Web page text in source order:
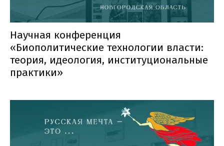
Научная конференция
«Биополитические технологии власти:
теория, идеология, институциональные
практики»